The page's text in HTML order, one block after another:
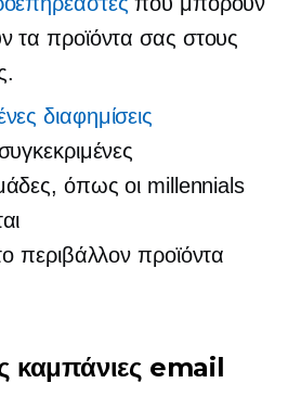
τα προϊόντα σας στους
διαφημίσεις
όπως οι millennials
περιβάλλον προϊόντα
καμπάνιες email